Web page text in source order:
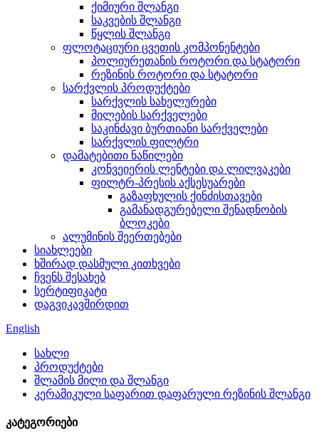
ქიმიური შლანგი
საკვების შლანგი
წყლის შლანგი
ფლოტაციური ცვეთის კომპონენტები
პოლიურეთანის როტორი და სტატორი
რეზინის როტორი და სტატორი
სარქვლის პროდუქტები
სარქვლის სახელურები
მილების სარქველები
საკინძავი ბურთიანი სარქველები
სარქვლის ფილტრი
დამატებითი ნაწილები
კონვეიერის ლენტები და ლილვაკები
ფილტრ-პრესის აქსესუარები
გაზაფხულის ქინძისთავები
გამანადგურებელი შენადნობის
ბლოკები
ალუმინის შეერთებები
სიახლეები
ხშირად დასმული კითხვები
ჩვენს შესახებ
სერტიფიკატი
დაგვიკავშირდით
English
სახლი
პროდუქტები
შლამის მილი და შლანგი
კერამიკული საფარით დაფარული რეზინის შლანგი
კატეგორიები